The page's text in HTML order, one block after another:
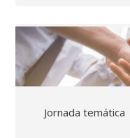
Jornada temática